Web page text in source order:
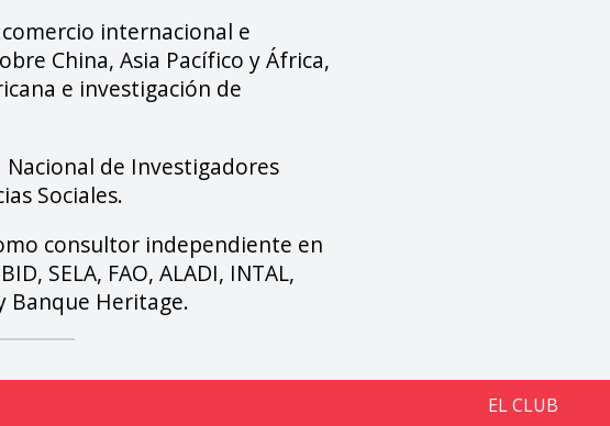
internacional e
China, Asia Pacífico y África,
e investigación de
de Investigadores
Sociales.
consultor independiente en
SELA, FAO, ALADI, INTAL,
Banque Heritage.
EL CLUB